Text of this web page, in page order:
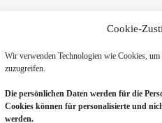
Cookie-
Wir verwenden Technologien wie Cookies,
zuzugreifen.
Die persönlichen Daten werden für die
Cookies können für personalisierte und
werden.